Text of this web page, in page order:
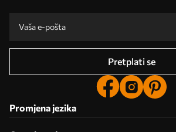
Pretplati se
Promjena jezika